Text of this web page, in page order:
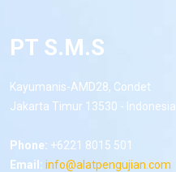
PT S.M.S
Kayumanis-AMD28, Condet
Jakarta Timur 13530 - Indonesia
Phone: +6221 8015 501
Email: info@alatpengujian.com